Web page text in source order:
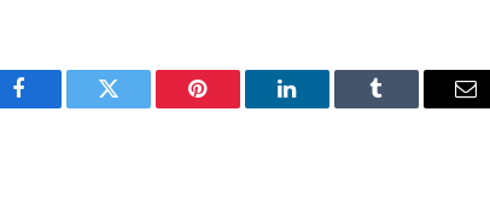
Facebook Twitter Pinterest LinkedIn Tumblr